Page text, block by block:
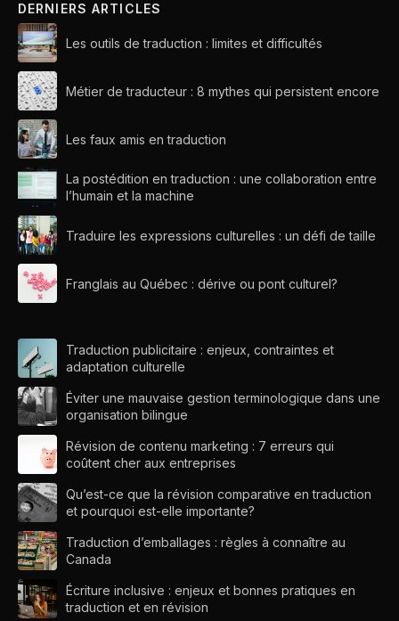
DERNIERS ARTICLES
Les outils de traduction : limites et difficultés
Métier de traducteur : 8 mythes qui persistent encore
Les faux amis en traduction
La postédition en traduction : une collaboration entre
l’humain et la machine
Traduire les expressions culturelles : un défi de taille
Franglais au Québec : dérive ou pont culturel?
Traduction publicitaire : enjeux, contraintes et
adaptation culturelle
Éviter une mauvaise gestion terminologique dans une
organisation bilingue
Révision de contenu marketing : 7 erreurs qui
coûtent cher aux entreprises
Qu’est-ce que la révision comparative en traduction
et pourquoi est-elle importante?
Traduction d’emballages : règles à connaître au
Canada
Écriture inclusive : enjeux et bonnes pratiques en
traduction et en révision